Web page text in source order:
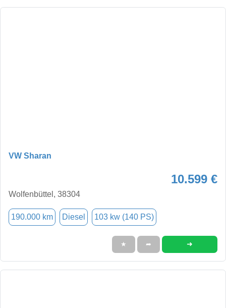
VW Sharan
10.599 €
Wolfenbüttel, 38304
190.000 km Diesel 103 kw (140 PS)
★ ➦ ➜